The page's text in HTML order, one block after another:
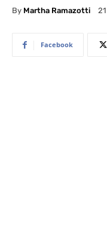
By Martha Ramazotti
Facebook